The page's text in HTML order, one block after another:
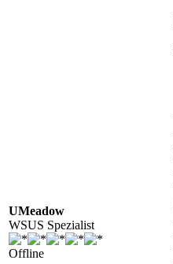
UMeadow
WSUS Spezialist
Offline